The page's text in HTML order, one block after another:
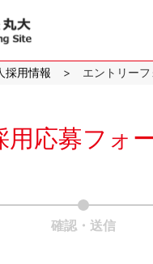
マ
社
採用情報 エントリーフ
用応募フォ
確認・送信